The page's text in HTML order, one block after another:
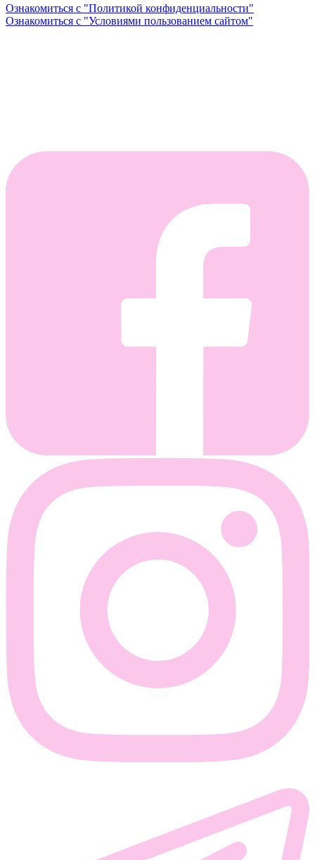
Ознакомиться с "Политикой конфиденциальности"
Ознакомиться с "Условиями пользованием сайтом"